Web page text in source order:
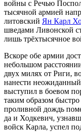
войны с Речью
тысячной армией
литовский Ян Карл
шведами Ливонской
лишь трёхтысячное
Вскоре обе армии
небольшом
двух милях от Риги,
нанести неожиданный
выступил в боевом
таким образом
проливной дождь
да и Ходкевич,
войск Карла, успел